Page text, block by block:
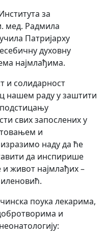
за
мед. Радмила
Патријарху
духовну
најмлађима.
и солидарност
нашем раду у заштити
свих запослених у
и
наду да ће
да инспирише
и живот најмлађих –
поука лекарима,
и